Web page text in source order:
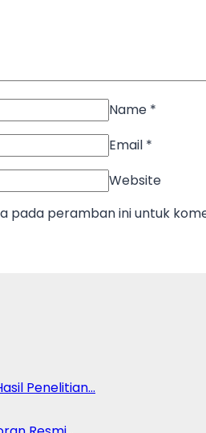
Name *
Email *
Website
pada peramban ini untuk
Penelitian…